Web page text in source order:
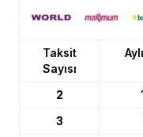
Taksit
Sayısı
2
3